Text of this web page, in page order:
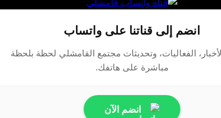
انضم إلى قناتنا على واتساب
الفعاليات، وتحديثات مجتمع القامشلي لحظة بلحظة
مباشرة على هاتفك.
انضم الآن